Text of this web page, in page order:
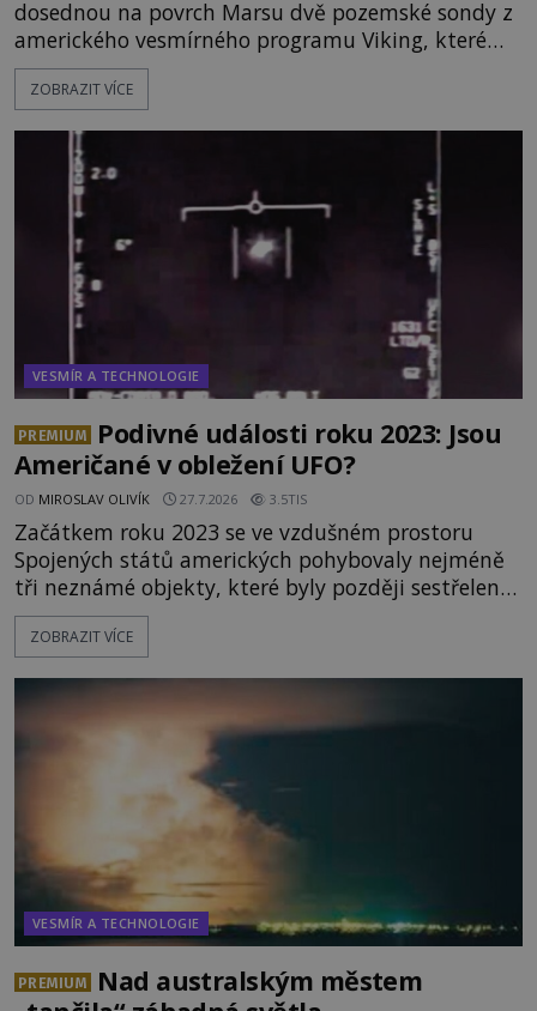
dosednou na povrch Marsu dvě pozemské sondy z
amerického vesmírného programu Viking, které
jsou schopny pořídit fotografie záhadami
opředené rudé planety. Viking 1 zde zaznamená
zvané Cydonie totiž zachytí podivný útvar
připomínající lidskou tvář. NASA (Národní úřad
ZOBRAZIT VÍCE
VESMÍR A TECHNOLOGIE
PREMIUM
Podivné události roku 2023: Jsou
Američané v obležení UFO?
OD MIROSLAV OLIVÍK 27.7.2026 3.5TIS
Začátkem roku 2023 se ve vzdušném prostoru
Spojených států amerických pohybovaly nejméně
tři neznámé objekty, které byly později sestřeleny.
Do dnešních dnů nebyly trosky těchto létajících
těles objeveny. Je možné, že šlo o nějaké nové
mimozemského původu? Dne 4. února roku 2023
vydává
ZOBRAZIT VÍCE
VESMÍR A TECHNOLOGIE
PREMIUM
Nad australským městem